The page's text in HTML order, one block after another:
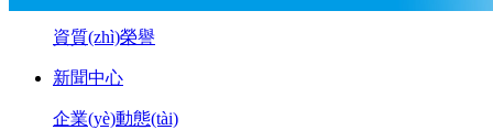
資質(zhì)榮譽
新聞中心
企業(yè)動態(tài)